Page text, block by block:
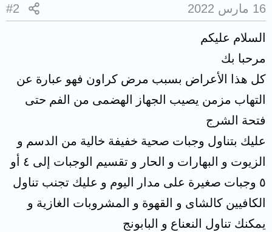
16 مارس 2022 #2
السلام عليكم
مرحبا بك
كل هذا الأعراض بسبب مرض كراون فهو عبارة عن
التهاب مزمن يصيب الجهاز الهضمى من الفم حتى
فتحة الشرج
عليك بتناول وجبات صحية خفيفة خالية من الدسم و
الزيوت و البهارات و الحار و تقسيم الوجبات إلى ٤ أو
٥ وجبات صغيرة على مدار اليوم و عليك تجنب تناول
الكافيين كالشاى و القهوة و المشروبات الغازية و
يمكنك تناول النعناع و البابونج